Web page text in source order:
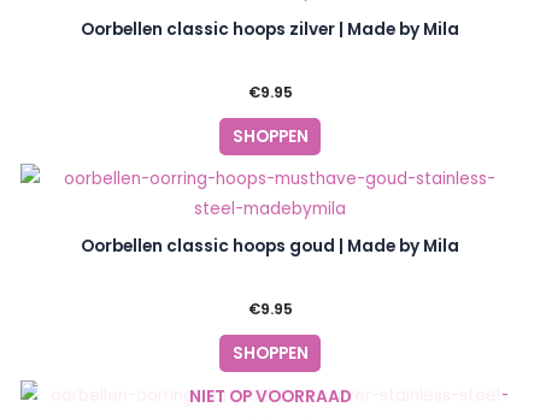
Oorbellen classic hoops zilver | Made by Mila
€9.95
SHOPPEN
Oorbellen classic hoops goud | Made by Mila
€9.95
SHOPPEN
NIET OP VOORRAAD